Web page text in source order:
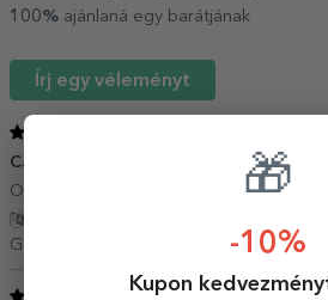
100% ajánlaná egy barátjának
Írj egy véleményt
Cadou deosebit 22 December 2024
O achiziție foarte drăguță
Georgiana,
🎁
-10%
Kupon